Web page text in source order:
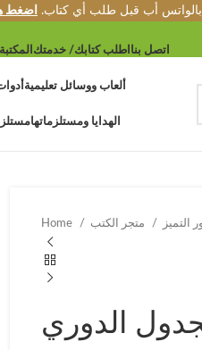
بالواتس أب قبل طلب أي كتاب. اضغط
اطلب كتابك/ خدمتك اتصل بنا
ألعاب ووسائل تعليمية
الهدايا ومستلزماتها
Home
الدوري